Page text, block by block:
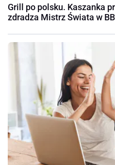
Grill po polsku. Kaszanka
zdradza Mistrz Świata w